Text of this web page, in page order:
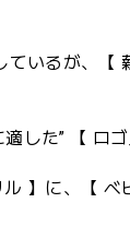
ているが、
した” 【 ロ
】に、【 ベ